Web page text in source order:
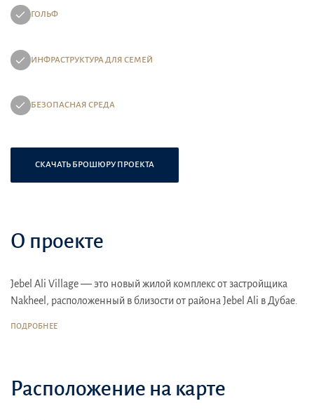
ГОЛЬФ
ИНФРАСТРУКТУРА ДЛЯ СЕМЕЙ
БЕЗОПАСНАЯ СРЕДА
СКАЧАТЬ БРОШЮРУ ПРОЕКТА
О проекте
Jebel Ali Village — это новый жилой комплекс от застройщика
Nakheel, расположенный в близости от района Jebel Ali в Дубае.
экономическими зонами, включая Jebel Ali Free Zone, что делает
ПОДРОБНЕЕ
Расположение на карте